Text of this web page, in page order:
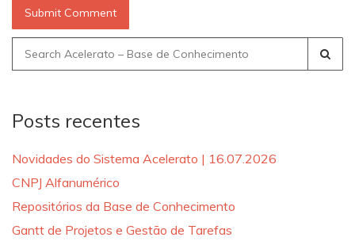
Search
for:
Posts recentes
Novidades do Sistema Acelerato | 16.07.2026
CNPJ Alfanumérico
Repositórios da Base de Conhecimento
Gantt de Projetos e Gestão de Tarefas